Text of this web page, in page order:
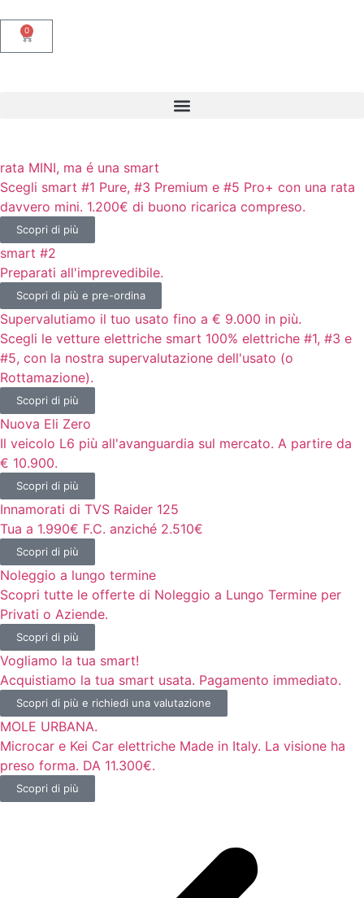
0
rata MINI, ma é una smart
Scegli smart #1 Pure, #3 Premium e #5 Pro+ con una rata
davvero mini. 1.200€ di buono ricarica compreso.
Scopri di più
smart #2
Preparati all'imprevedibile.
Scopri di più e pre-ordina
Supervalutiamo il tuo usato fino a € 9.000 in più.
Scegli le vetture elettriche smart 100% elettriche #1, #3 e
#5, con la nostra supervalutazione dell'usato (o
Rottamazione).
Scopri di più
Nuova Eli Zero
Il veicolo L6 più all'avanguardia sul mercato. A partire da
€ 10.900.
Scopri di più
Innamorati di TVS Raider 125
Tua a 1.990€ F.C. anziché 2.510€
Scopri di più
Noleggio a lungo termine
Scopri tutte le offerte di Noleggio a Lungo Termine per
Privati o Aziende.
Scopri di più
Vogliamo la tua smart!
Acquistiamo la tua smart usata. Pagamento immediato.
Scopri di più e richiedi una valutazione
MOLE URBANA.
Microcar e Kei Car elettriche Made in Italy. La visione ha
preso forma. DA 11.300€.
Scopri di più